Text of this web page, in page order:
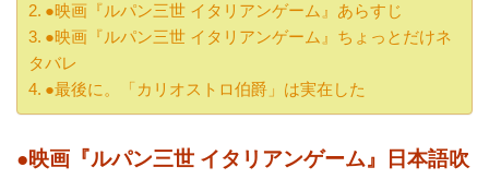
●映画『ルパン三世 イタリアンゲーム』あらすじ
●映画『ルパン三世 イタリアンゲーム』ちょっとだけネ
タバレ
●最後に。「カリオストロ伯爵」は実在した
●映画『ルパン三世 イタリアンゲーム』日本語吹